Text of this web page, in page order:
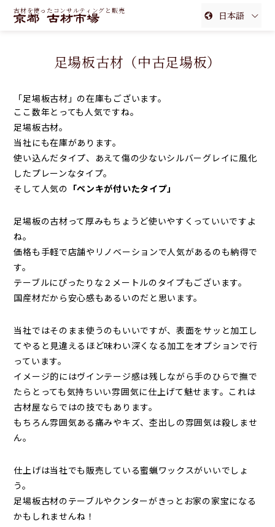
古材を使ったコンサルティングと販売
日本語
足場板古材（中古足場板）
「足場板古材 」の在庫もございます。
ここ数年とっても人気ですね。
足場板古材。
当社にも在庫があります。
使い込んだタイプ、あえて傷の少ないシルバーグレイに風化
したプレーンなタイプ。
そして人気の 「ペンキが付いたタイプ」
足場板の古材って厚みもちょうど使いやすくっていいですよ
ね。
価格も手軽で店舗やリノベーションで人気があるのも納得で
す。
テーブルにぴったりな２メートルのタイプもございます。
国産材だから安心感もあるいのだと思います。
当社ではそのまま使うのもいいですが、表面をサッと加工し
てやると見違えるほど味わい深くなる加工をオプションで行
っています。
イメージ的にはヴインテージ感は残しながら手のひらで撫で
たらとっても気持ちいい雰囲気に仕上げて魅せます。これは
古材屋ならではの技でもあります。
もちろん雰囲気ある痛みやキズ、杢出しの雰囲気は殺しませ
ん。
仕上げは当社でも販売している蜜蝋ワックスがいいでしょ
う。
足場板古材のテーブルやクンターがきっとお家の家宝になる
かもしれませんね！